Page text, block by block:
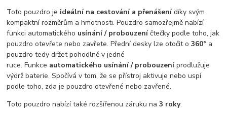
Toto pouzdro je ideální na cestování a přenášenídíky svým
kompaktní rozměrům a hmotnosti. Pouzdro samozřejmě nabízí
funkci automatického usínání / probouzeníčtečky podle toho, jak
pouzdro otevřete nebo zavřete. Přední desky lze otočit o360° a
pouzdro tedy držet pohodlně v jedné
ruce. Funkce automatického usínání / probouzeníprodlužuje
výdrž baterie. Spočívá v tom, že se přístroj aktivuje nebo uspí
podle toho, zda je pouzdro otevřené nebo zavřené.
Toto pouzdro nabízí také rozšířenou záruku na3 roky.